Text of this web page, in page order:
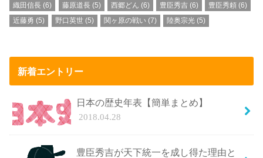
織田信長 (6) 藤原道長(5) 西郷どん (6) 豊臣秀吉 (6) 豊臣秀頼 (6)
近藤勇 (5) 野口英世(5) 関ヶ原の戦い(7) 陸奥宗光 (5)
新着エントリー
日本の歴史年表【簡単まとめ】
2018.04.28
豊臣秀吉が天下統一を成し得た理由と